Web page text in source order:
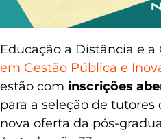
Educação a Distância e
em Gestão Pública e
estão cominscrições
para a seleção de tutores